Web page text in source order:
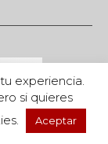
experiencia.
si quieres
Aceptar